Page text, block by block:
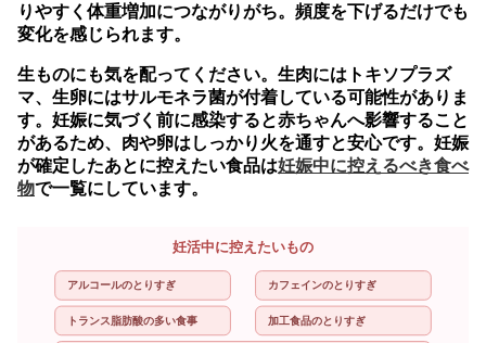
りやすく体重増加につながりがち。頻度を下げるだけでも
変化を感じられます。
生ものにも気を配ってください。生肉にはトキソプラズ
マ、生卵にはサルモネラ菌が付着している可能性がありま
す。妊娠に気づく前に感染すると赤ちゃんへ影響すること
があるため、肉や卵はしっかり火を通すと安心です。妊娠
が確定したあとに控えたい食品は妊娠中に控えるべき食べ
物で一覧にしています。
妊活中に控えたいもの
アルコールのとりすぎ カフェインのとりすぎ
トランス脂肪酸の多い食事 加工食品のとりすぎ